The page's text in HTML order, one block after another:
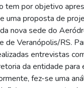
tem por objetivo
uma proposta de
nova sede do
de Veranópolis/RS.
entrevistas
da entidade para
fez-se uma